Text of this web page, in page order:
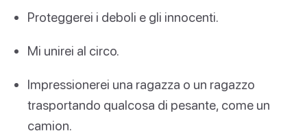
Proteggerei i deboli e gli innocenti.
Mi unirei al circo.
Impressionerei una ragazza o un ragazzo
trasportando qualcosa di pesante, come un
camion.